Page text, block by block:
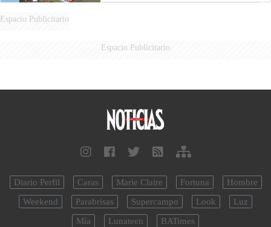
Espacio Publicitario
Espacio Publicitario
Diario Perfil Caras Marie Claire Fortuna
Hombre
Weekend
Parabrisas Supercampo Look
Luz
Mía
Lunateen BATimes